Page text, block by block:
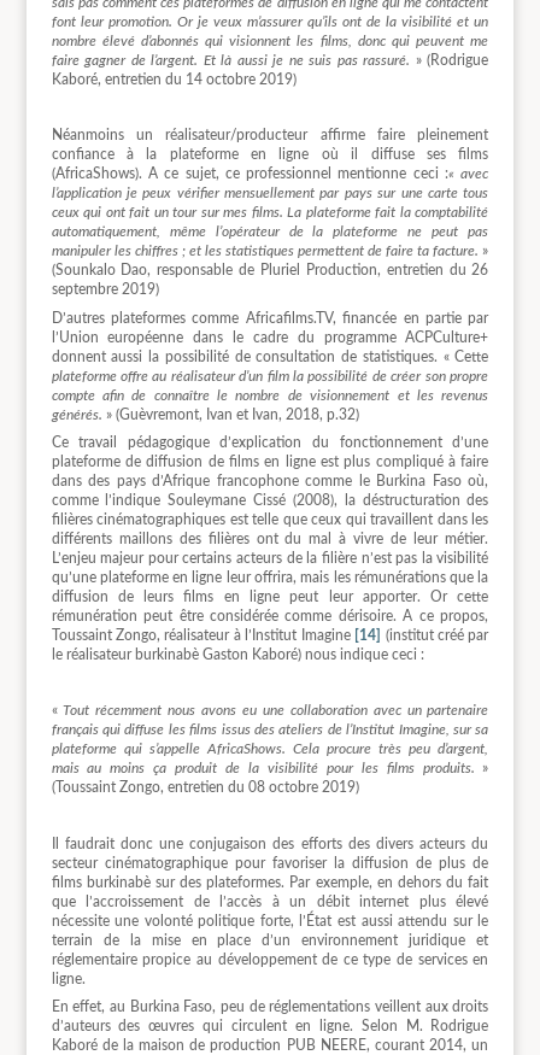
font leur promotion. Or je veux m’assurer qu’ils ont de la visibilité et un
nombre élevé d’abonnés qui visionnent les films, donc qui peuvent me
faire gagner de l’argent. Et là aussi je ne suis pas rassuré. » (Rodrigue
Kaboré, entretien du 14 octobre 2019)
Néanmoins un réalisateur/producteur affirme faire pleinement
confiance à la plateforme en ligne où il diffuse ses films
(AfricaShows). A ce sujet, ce professionnel mentionne ceci :« avec
l’application je peux vérifier mensuellement par pays sur une carte tous
ceux qui ont fait un tour sur mes films. La plateforme fait la comptabilité
automatiquement, même l’opérateur de la plateforme ne peut pas
manipuler les chiffres ; et les statistiques permettent de faire ta facture. »
(Sounkalo Dao, responsable de Pluriel Production, entretien du 26
septembre 2019)
D’autres plateformes comme Africafilms.TV, financée en partie par
l’Union européenne dans le cadre du programme ACPCulture+
donnent aussi la possibilité de consultation de statistiques. « Cette
plateforme offre au réalisateur d’un film la possibilité de créer son propre
compte afin de connaître le nombre de visionnement et les revenus
générés. » (Guèvremont, Ivan et Ivan, 2018, p.32)
Ce travail pédagogique d’explication du fonctionnement d’une
plateforme de diffusion de films en ligne est plus compliqué à faire
dans des pays d’Afrique francophone comme le Burkina Faso où,
comme l’indique Souleymane Cissé (2008), la déstructuration des
filières cinématographiques est telle que ceux qui travaillent dans les
différents maillons des filières ont du mal à vivre de leur métier.
L’enjeu majeur pour certains acteurs de la filière n’est pas la visibilité
qu’une plateforme en ligne leur offrira, mais les rémunérations que la
diffusion de leurs films en ligne peut leur apporter. Or cette
rémunération peut être considérée comme dérisoire. A ce propos,
Toussaint Zongo, réalisateur à l’Institut Imagine [14]
(institut créé par
le réalisateur burkinabè Gaston Kaboré) nous indique ceci :
«Tout récemment nous avons eu une collaboration avec un partenaire
français qui diffuse les films issus des ateliers de l’Institut Imagine, sur sa
plateforme qui s’appelle AfricaShows. Cela procure très peu d’argent,
mais au moins ça produit de la visibilité pour les films produits. »
(Toussaint Zongo, entretien du 08 octobre 2019)
Il faudrait donc une conjugaison des efforts des divers acteurs du
secteur cinématographique pour favoriser la diffusion de plus de
films burkinabè sur des plateformes. Par exemple, en dehors du fait
que l’accroissement de l’accès à un débit internet plus élevé
nécessite une volonté politique forte, l’État est aussi attendu sur le
terrain de la mise en place d’un environnement juridique et
réglementaire propice au développement de ce type de services en
ligne.
En effet, au Burkina Faso, peu de réglementations veillent aux droits
d’auteurs des œuvres qui circulent en ligne. Selon M. Rodrigue
Kaboré de la maison de production PUB NEERE, courant 2014, un